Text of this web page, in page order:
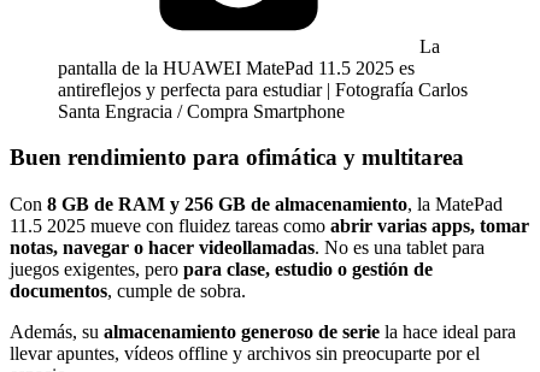
La
pantalla de la HUAWEI MatePad 11.5 2025 es
antireflejos y perfecta para estudiar | Fotografía Carlos
Santa Engracia / Compra Smartphone
Buen rendimiento para ofimática y multitarea
Con 8 GB de RAM y 256 GB de almacenamiento, la MatePad
11.5 2025 mueve con fluidez tareas como abrir varias apps, tomar
notas, navegar o hacer videollamadas. No es una tablet para
juegos exigentes, pero para clase, estudio o gestión de
documentos, cumple de sobra.
Además, su almacenamiento generoso de serie la hace ideal para
llevar apuntes, vídeos offline y archivos sin preocuparte por el